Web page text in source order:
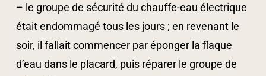
– le groupe de sécurité du chauffe-eau électrique
était endommagé tous les jours ; en revenant le
soir, il fallait commencer par éponger la flaque
d’eau dans le placard, puis réparer le groupe de